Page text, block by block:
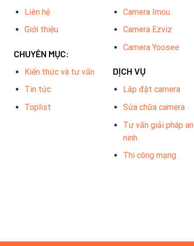
Liên hệ
Giới thiệu
CHUYÊN MỤC:
Kiến thức và tư vấn
Tin tức
Toplist
Camera Imou
Camera Ezviz
Camera Yoosee
DỊCH VỤ
Lắp đặt camera
Sửa chữa camera
Tư vấn giải pháp an
ninh
Thi công mạng